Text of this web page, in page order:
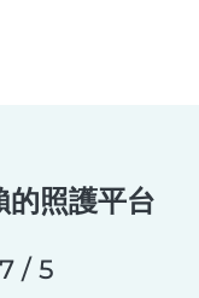
照護平台
/ 5